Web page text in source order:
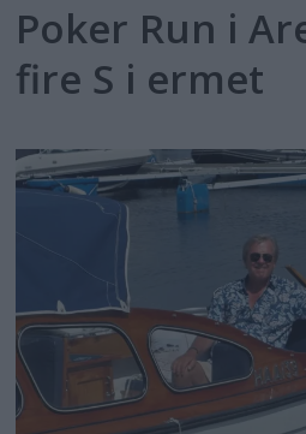
Poker Run i
fire S i ermet